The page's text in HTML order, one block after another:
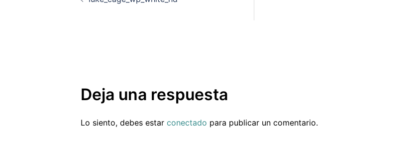
Deja una respuesta
Lo siento, debes estar conectado para publicar un comentario.